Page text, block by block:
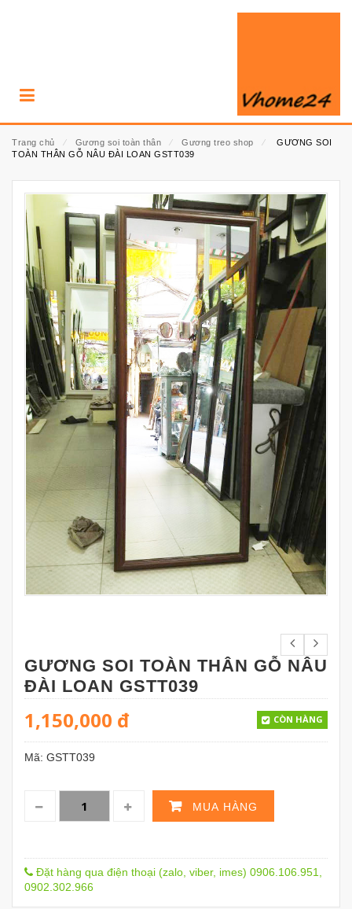
Trang chủ ⁄ Gương soi toàn thân ⁄ Gương treo shop ⁄
GƯƠNG SOI
TOÀN THÂN GỖ NÂU ĐÀI LOAN GSTT039
GƯƠNG SOI TOÀN THÂN GỖ NÂU
ĐÀI LOAN GSTT039
1,150,000 đ CÒN HÀNG
Mã: GSTT039
MUA HÀNG
Đặt hàng qua điện thoại (zalo, viber, imes) 0906.106.951,
0902.302.966